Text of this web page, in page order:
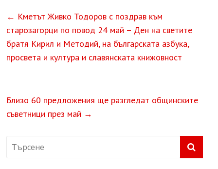
← Кметът Живко Тодоров с поздрав към
старозагорци по повод 24 май – Ден на светите
братя Кирил и Методий, на българската азбука,
просвета и култура и славянската книжовност
Близо 60 предложения ще разгледат общинските
съветници през май →